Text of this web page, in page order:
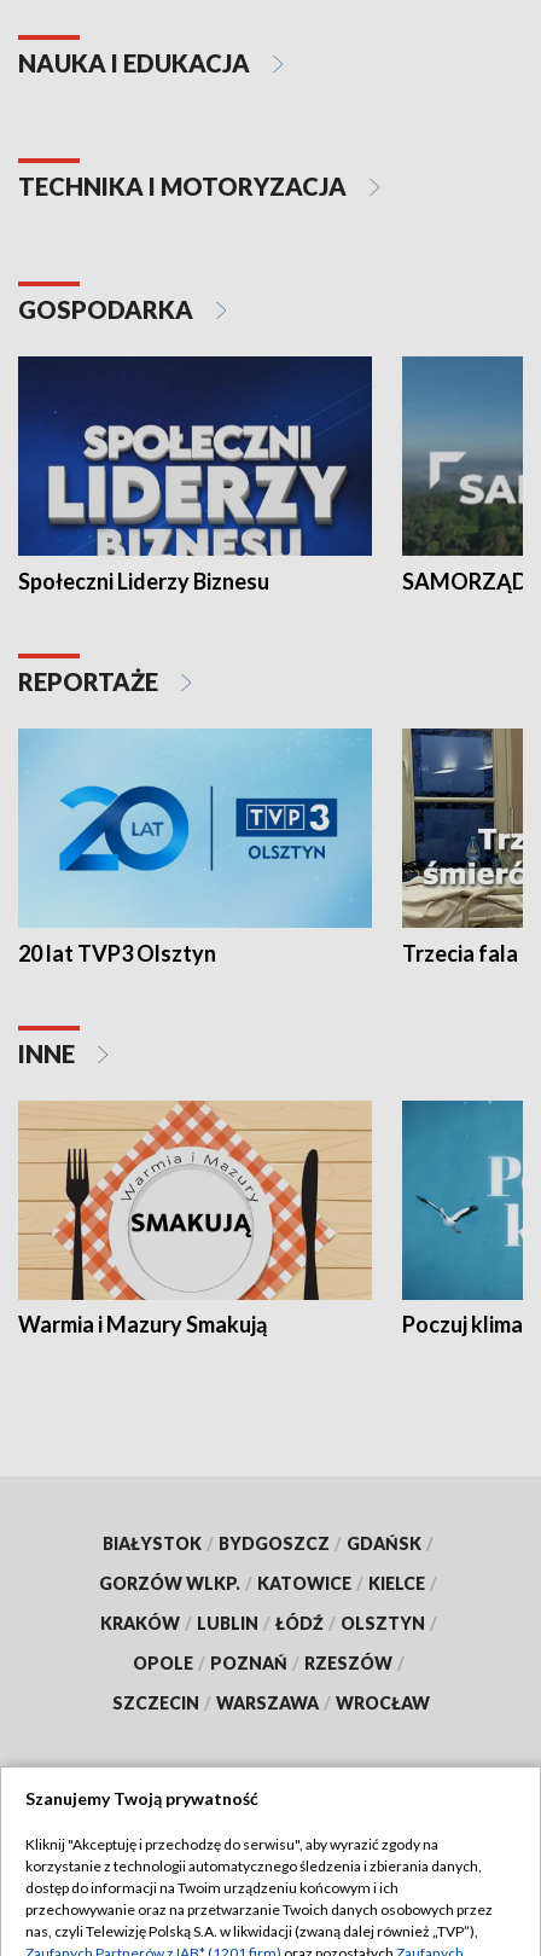
NAUKA I EDUKACJA
TECHNIKA I MOTORYZACJA
GOSPODARKA
Społeczni Liderzy Biznesu SAMORZĄD
REPORTAŻE
20 lat TVP3 Olsztyn Trzecia fala -
INNE
Warmia i Mazury Smakują Poczuj klimat
BIAŁYSTOK / BYDGOSZCZ / GDAŃSK /
GORZÓW WLKP. / KATOWICE / KIELCE /
KRAKÓW / LUBLIN / ŁÓDŹ / OLSZTYN /
OPOLE / POZNAŃ / RZESZÓW /
SZCZECIN / WARSZAWA / WROCŁAW
TVP
Abonament TVP
Emisja w TVP
Regulamin TVP
Szanujemy Twoją prywatność
Kliknij "Akceptuję i przechodzę do serwisu", aby wyrazić zgody na
korzystanie z technologii automatycznego śledzenia i zbierania danych,
dostęp do informacji na Twoim urządzeniu końcowym i ich
przechowywanie oraz na przetwarzanie Twoich danych osobowych przez
nas, czyli Telewizję Polską S.A. w likwidacji (zwaną dalej również „TVP”),